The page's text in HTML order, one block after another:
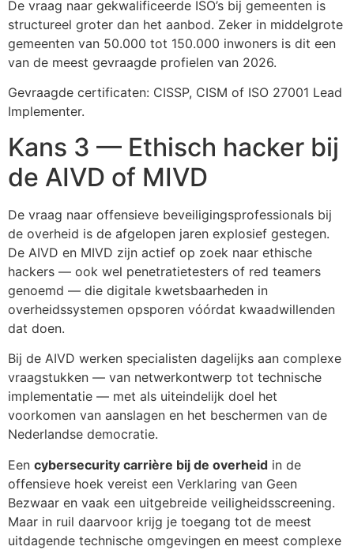
De vraag naar gekwalificeerde ISO’s bij gemeenten is
structureel groter dan het aanbod. Zeker in middelgrote
gemeenten van 50.000 tot 150.000 inwoners is dit een
van de meest gevraagde profielen van 2026.
Gevraagde certificaten: CISSP, CISM of ISO 27001 Lead
Implementer.
Kans 3 — Ethisch hacker bij
de AIVD of MIVD
De vraag naar offensieve beveiligingsprofessionals bij
de overheid is de afgelopen jaren explosief gestegen.
De AIVD en MIVD zijn actief op zoek naar ethische
hackers — ook wel penetratietesters of red teamers
genoemd — die digitale kwetsbaarheden in
overheidssystemen opsporen vóórdat kwaadwillenden
dat doen.
Bij de AIVD werken specialisten dagelijks aan complexe
vraagstukken — van netwerkontwerp tot technische
implementatie — met als uiteindelijk doel het
voorkomen van aanslagen en het beschermen van de
Nederlandse democratie.
Een cybersecurity carrière bij de overheid in de
offensieve hoek vereist een Verklaring van Geen
Bezwaar en vaak een uitgebreide veiligheidsscreening.
Maar in ruil daarvoor krijg je toegang tot de meest
uitdagende technische omgevingen en meest complexe